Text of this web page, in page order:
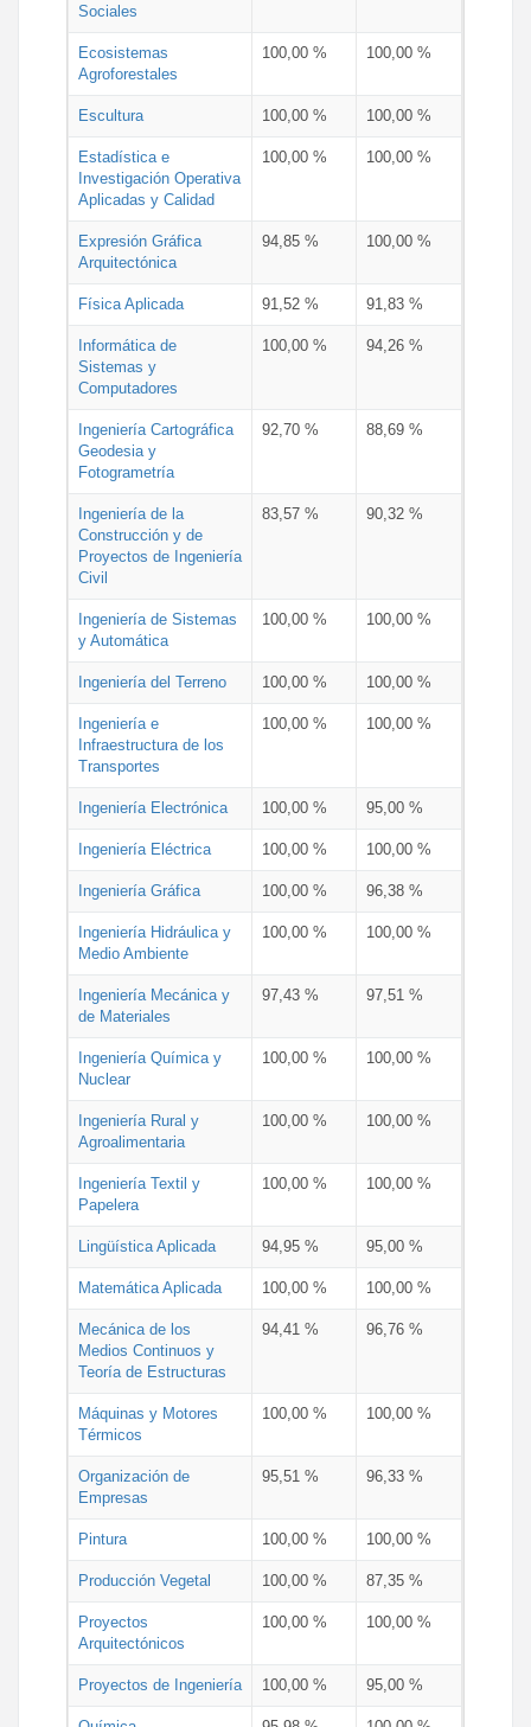
Sociales
Ecosistemas
Agroforestales
100,00 % 100,00 %
Escultura 100,00 % 100,00 %
Estadística e
Investigación Operativa
Aplicadas y Calidad
100,00 % 100,00 %
Expresión Gráfica
Arquitectónica
94,85 % 100,00 %
Física Aplicada 91,52 % 91,83 %
Informática de
Sistemas y
Computadores
100,00 % 94,26 %
Ingeniería Cartográfica
Geodesia y
Fotogrametría
92,70 % 88,69 %
Ingeniería de la
Construcción y de
Proyectos de Ingeniería
Civil
83,57 % 90,32 %
Ingeniería de Sistemas
y Automática
100,00 % 100,00 %
Ingeniería del Terreno 100,00 % 100,00 %
Ingeniería e
Infraestructura de los
Transportes
100,00 % 100,00 %
Ingeniería Electrónica 100,00 % 95,00 %
Ingeniería Eléctrica 100,00 % 100,00 %
Ingeniería Gráfica 100,00 % 96,38 %
Ingeniería Hidráulica y
Medio Ambiente
100,00 % 100,00 %
Ingeniería Mecánica y
de Materiales
97,43 % 97,51 %
Ingeniería Química y
Nuclear
100,00 % 100,00 %
Ingeniería Rural y
Agroalimentaria
100,00 % 100,00 %
Ingeniería Textil y
Papelera
100,00 % 100,00 %
Lingüística Aplicada 94,95 % 95,00 %
Matemática Aplicada 100,00 % 100,00 %
Mecánica de los
Medios Continuos y
Teoría de Estructuras
94,41 % 96,76 %
Máquinas y Motores
Térmicos
100,00 % 100,00 %
Organización de
Empresas
95,51 % 96,33 %
Pintura 100,00 % 100,00 %
Producción Vegetal 100,00 % 87,35 %
Proyectos
Arquitectónicos
100,00 % 100,00 %
Proyectos de Ingeniería 100,00 % 95,00 %